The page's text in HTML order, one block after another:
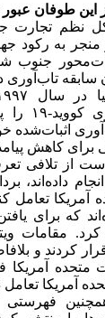
این طوفان عبور
نظم تجارت
منجر به رکود
جنوب
سابقه
۲۰۰۷-
اثبات‌شده
کاهش
از تلافی‌
داده‌اند،
آمریکا تعامل
که برای
مقامات
کردند و
متحده
آمریکا